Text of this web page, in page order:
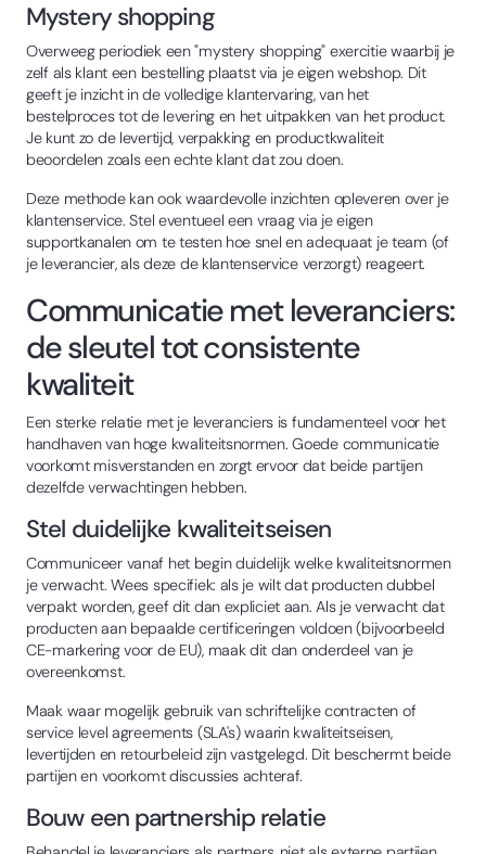
Mystery shopping
Overweeg periodiek een "mystery shopping" exercitie waarbij je
zelf als klant een bestelling plaatst via je eigen webshop. Dit
geeft je inzicht in de volledige klantervaring, van het
bestelproces tot de levering en het uitpakken van het product.
Je kunt zo de levertijd, verpakking en productkwaliteit
beoordelen zoals een echte klant dat zou doen.
Deze methode kan ook waardevolle inzichten opleveren over je
klantenservice. Stel eventueel een vraag via je eigen
supportkanalen om te testen hoe snel en adequaat je team (of
je leverancier, als deze de klantenservice verzorgt) reageert.
Communicatie met leveranciers:
de sleutel tot consistente
kwaliteit
Een sterke relatie met je leveranciers is fundamenteel voor het
handhaven van hoge kwaliteitsnormen. Goede communicatie
voorkomt misverstanden en zorgt ervoor dat beide partijen
dezelfde verwachtingen hebben.
Stel duidelijke kwaliteitseisen
Communiceer vanaf het begin duidelijk welke kwaliteitsnormen
je verwacht. Wees specifiek: als je wilt dat producten dubbel
verpakt worden, geef dit dan expliciet aan. Als je verwacht dat
producten aan bepaalde certificeringen voldoen (bijvoorbeeld
CE-markering voor de EU), maak dit dan onderdeel van je
overeenkomst.
Maak waar mogelijk gebruik van schriftelijke contracten of
service level agreements (SLA's) waarin kwaliteitseisen,
levertijden en retourbeleid zijn vastgelegd. Dit beschermt beide
partijen en voorkomt discussies achteraf.
Bouw een partnership relatie